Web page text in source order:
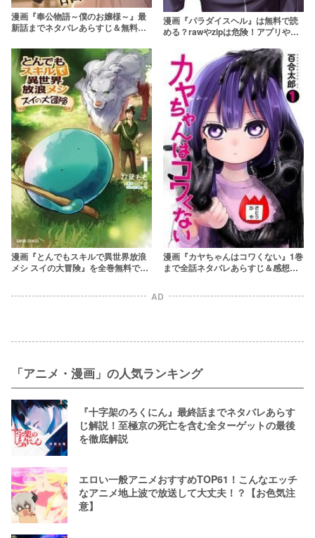
漫画『奉公物語～僕のお嬢様～』最
新話までネタバレあらすじ＆無料で
はやめよう
漫画『パラダイスヘル』は無料で読
める？rawやzipは危険！アプリやサ
COMIC ROOM】
漫画『とんでもスキルで異世界放浪
メシ スイの大冒険』を全巻無料で読
漫画『カヤちゃんはコワくない』1巻
まで全話ネタバレあらすじ＆感想！
AD
「アニメ・漫画」の人気ランキング
『十字架のろくにん』最終話までネタバレあらす
じ解説！至極京の死亡を含む全ターゲットの最後
を徹底解説
エロい一般アニメおすすめTOP61！こんなエッチ
なアニメ地上波で放送して大丈夫！？【お色気注
意】